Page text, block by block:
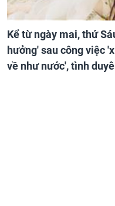
Kể từ ngày mai, thứ
hưởng' sau công việc
về như nước', tình